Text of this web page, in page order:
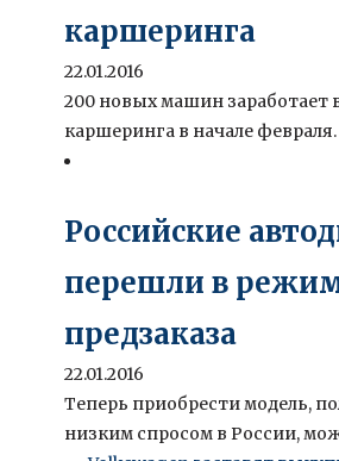
каршеринга
22.01.2016
200 новых машин заработает
каршеринга в начале
Российские
перешли в
предзаказа
22.01.2016
Теперь приобрести модель,
низким спросом в России,